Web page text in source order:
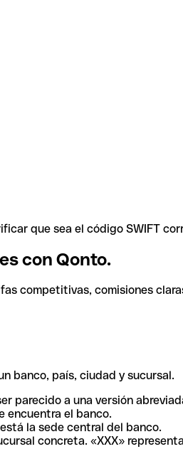
que sea el código SWIFT
con Qonto.
competitivas, comisiones
banco, país, ciudad y sucursal.
parecido a una versión
encuentra el banco.
la sede central del banco.
concreta. «XXX»